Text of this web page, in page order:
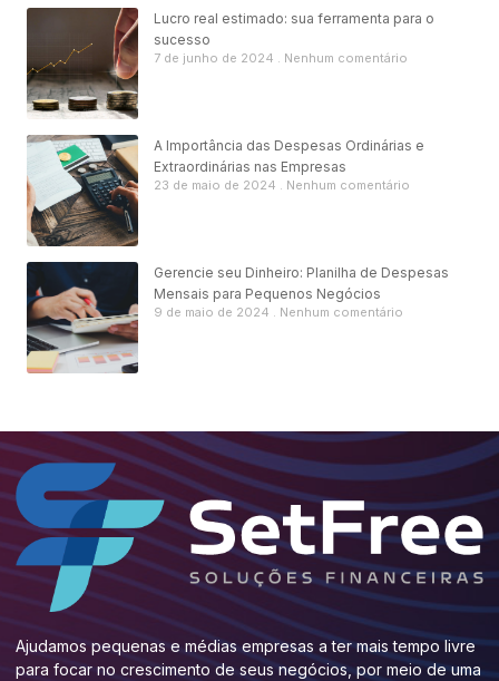
Lucro real estimado: sua ferramenta para o
sucesso
7 de junho de 2024 Nenhum comentário
A Importância das Despesas Ordinárias e
Extraordinárias nas Empresas
23 de maio de 2024 Nenhum comentário
Gerencie seu Dinheiro: Planilha de Despesas
Mensais para Pequenos Negócios
9 de maio de 2024 Nenhum comentário
Ajudamos pequenas e médias empresas a ter mais tempo livre
para focar no crescimento de seus negócios, por meio de uma